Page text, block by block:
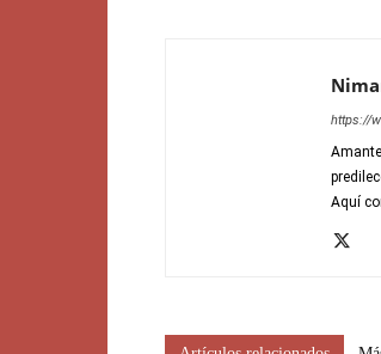
https://
Aquí